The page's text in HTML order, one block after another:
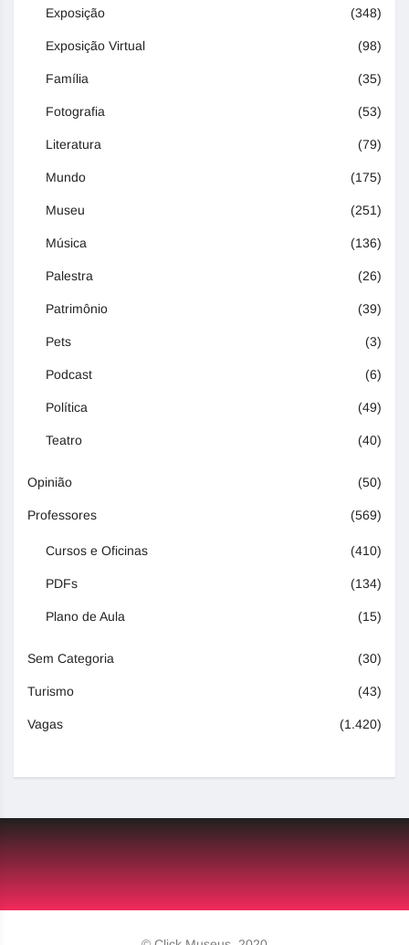
Exposição (348)
Exposição Virtual (98)
Família (35)
Fotografia (53)
Literatura (79)
Mundo (175)
Museu (251)
Música (136)
Palestra (26)
Patrimônio (39)
Pets (3)
Podcast (6)
Política (49)
Teatro (40)
Opinião (50)
Professores (569)
Cursos e Oficinas (410)
PDFs (134)
Plano de Aula (15)
Sem Categoria (30)
Turismo (43)
Vagas (1.420)